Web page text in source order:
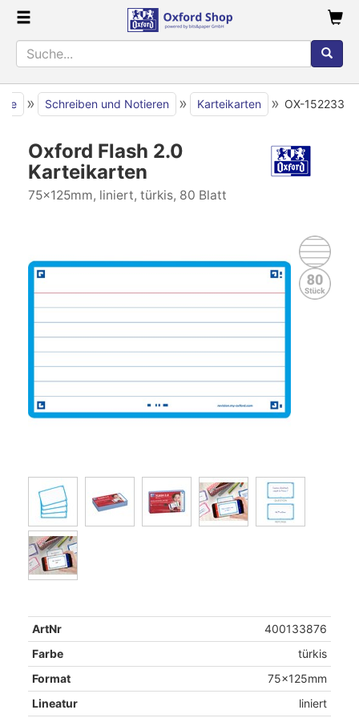
» Schreiben und Notieren » Karteikarten » OX-152233
Oxford Flash 2.0
Karteikarten
75x125mm, liniert, türkis, 80 Blatt
ArtNr
400133876
Farbe
türkis
Format
75x125mm
Lineatur
liniert